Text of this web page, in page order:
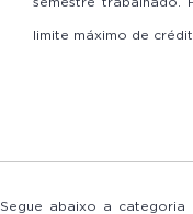
limite máximo de
Segue abaixo a categoria